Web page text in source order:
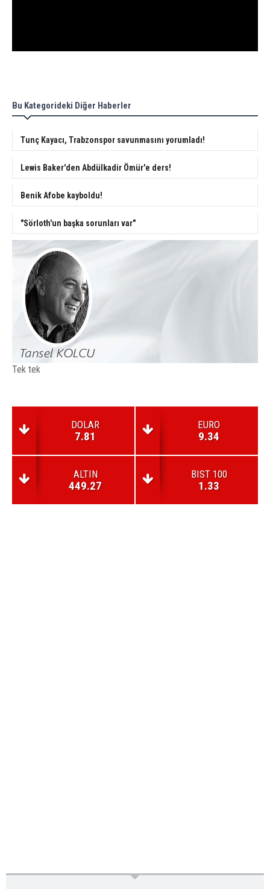
Bu Kategorideki Diğer Haberler
Tunç Kayacı, Trabzonspor savunmasını yorumladı!
Lewis Baker'den Abdülkadir Ömür'e ders!
Benik Afobe kayboldu!
"Sörloth'un başka sorunları var"
Tek tek
DOLAR
7.81
EURO
9.34
ALTIN
449.27
BIST 100
1.33